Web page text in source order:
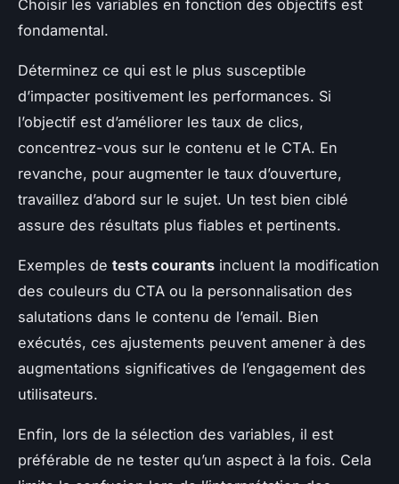
Choisir les variables en fonction des objectifs est
fondamental.
Déterminez ce qui est le plus susceptible
d’impacter positivement les performances. Si
l’objectif est d’améliorer les taux de clics,
concentrez-vous sur le contenu et le CTA. En
revanche, pour augmenter le taux d’ouverture,
travaillez d’abord sur le sujet. Un test bien ciblé
assure des résultats plus fiables et pertinents.
Exemples de tests courants incluent la modification
des couleurs du CTA ou la personnalisation des
salutations dans le contenu de l’email. Bien
exécutés, ces ajustements peuvent amener à des
augmentations significatives de l’engagement des
utilisateurs.
Enfin, lors de la sélection des variables, il est
préférable de ne tester qu’un aspect à la fois. Cela